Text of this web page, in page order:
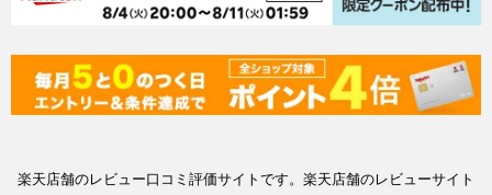
楽天店舗のレビュー口コミ評価サイトです。楽天店舗のレビューサイト